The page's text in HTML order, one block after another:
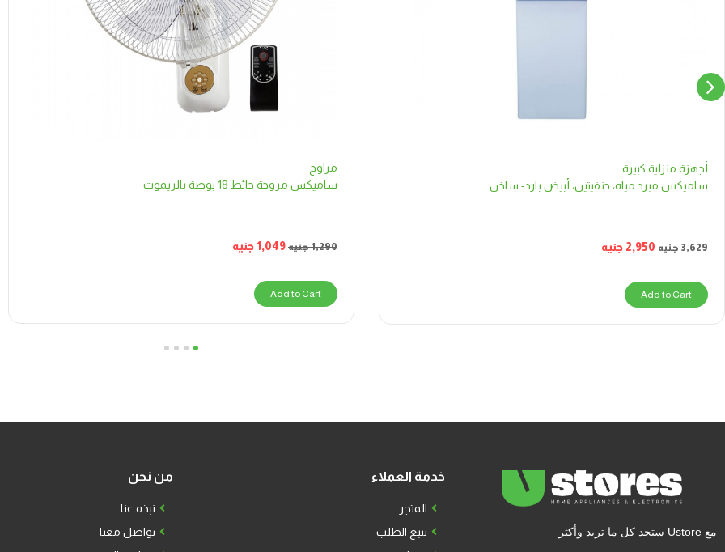
أجهزة منزلية كبيرة
ساميكس مبرد مياه، حنفيتين، أبيض بارد- ساخن
3,629جنيه 2,950 جنيه
Add to Cart
مراوح
ساميكس مروحة حائط 18 بوصة بالريموت
1,290جنيه 1,049جنيه
Add to Cart
مع Ustore ستجد كل ما تريد وأكثر
خدمة العملاء
المتجر
تتبع الطلب
من نحن
نبذه عنا
تواصل معنا